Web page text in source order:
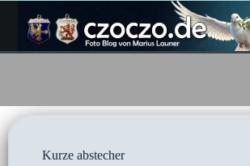
Inhalt
springen
Kurze abstecher